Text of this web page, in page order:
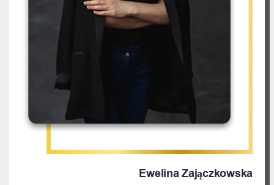
Ewelina Zajączkowska